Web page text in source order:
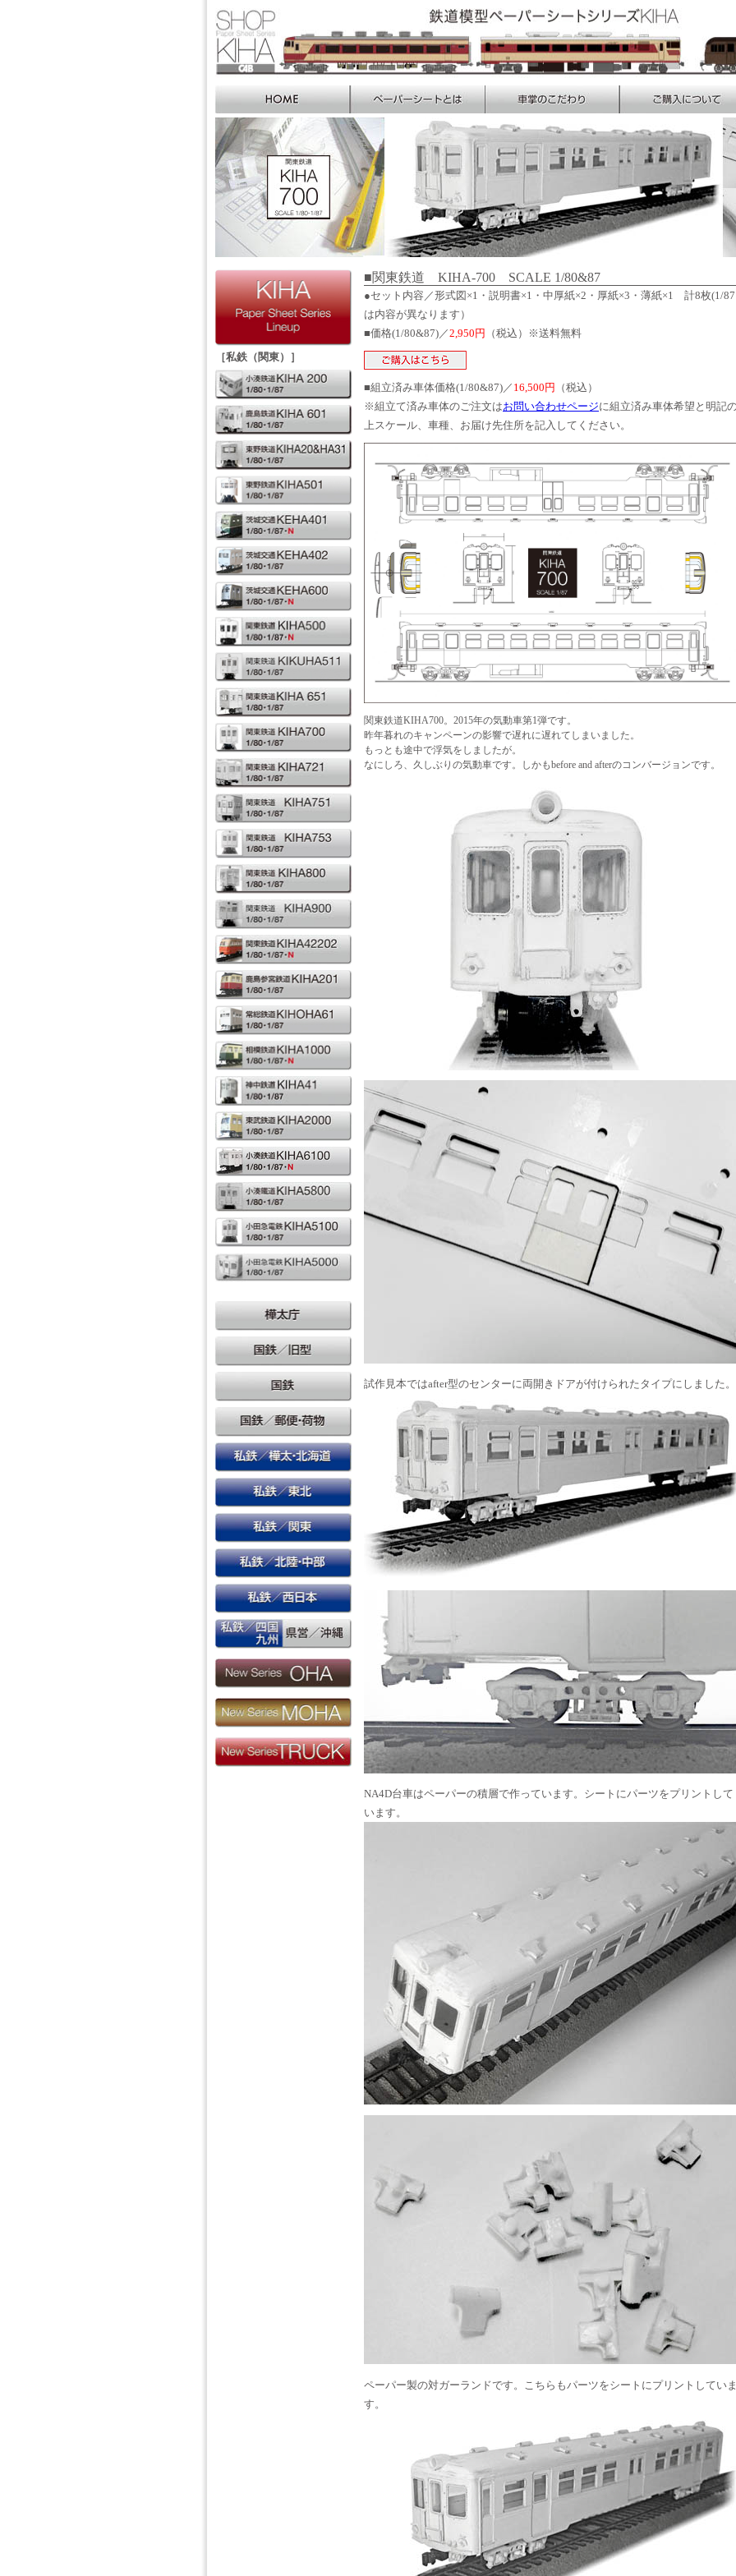
■関東鉄道 KIHA-700 SCALE 1/80&87
●セット内容／形式図×1・説明書×1・中厚紙×2・厚紙×3・薄紙×1 計8枚(1/87
は内容が異なります）
■価格(1/80&87)／2,950円 （税込）※送料無料
■組立済み車体価格(1/80&87)／ 16,500円
（税込）
※組立て済み車体のご注文はお問い合わせページに組立済み車体希望と明記
上スケール、車種、お届け先住所を記入してください。
関東鉄道KIHA700。2015年の気動車第1弾です。
昨年暮れのキャンペーンの影響で遅れに遅れてしまいました。
もっとも途中で浮気をしましたが。
なにしろ、久しぶりの気動車です。しかもbefore and afterのコンバージョンです。
試作見本ではafter型のセンターに両開きドアが付けられたタイプにしました。
NA4D台車はペーパーの積層で作っています。シートにパーツをプリントして
います。
ペーパー製の対ガーランドです。こちらもパーツをシートにプリントしてい
す。
［私鉄（関東）］